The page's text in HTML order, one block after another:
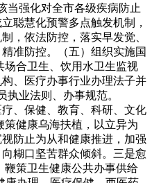
当强化对全市各级疾病防止
聪慧化预警多点触发机制，
，依法防控，落实早发觉、
准防控。（五）组织实施国
场合卫生、饮用水卫生监视
、医疗办事行业办理法子并
业法则、办事规范。
、保健、教育、科研、文化
健康乌海扶植，以立异为
防止为从和健康推进，加强
糊口坚苦群众倾斜。三是愈
鞭策卫生健康公共办事供给